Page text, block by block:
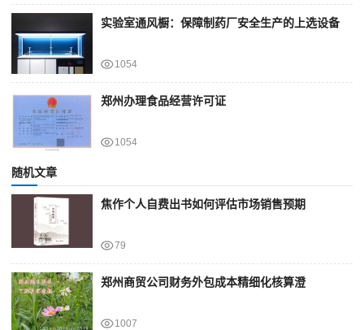
实验室通风橱：保障制药厂安全生产的上选设备
1054
郑州办理食品经营许可证
1054
随机文章
焦作个人自费出书如何评估市场销售预期
79
郑州商贸公司财务外包成本精细化核算澄
1007